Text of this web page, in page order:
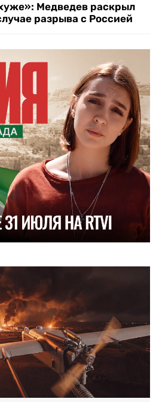
Медведев раскрыл
разрыва с Россией